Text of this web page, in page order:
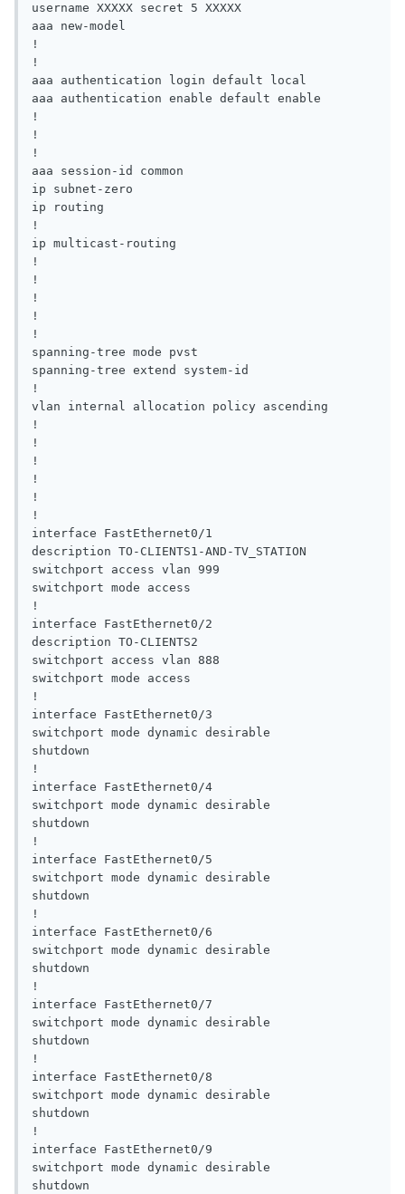
username XXXXX secret 5 XXXXX
aaa new-model
!
!
aaa authentication login default local
aaa authentication enable default enable
!
!
!
aaa session-id common
ip subnet-zero
ip routing
!
ip multicast-routing
!
!
!
!
!
spanning-tree mode pvst
spanning-tree extend system-id
!
vlan internal allocation policy ascending
!
!
!
!
!
!
interface FastEthernet0/1
description TO-CLIENTS1-AND-TV_STATION
switchport access vlan 999
switchport mode access
!
interface FastEthernet0/2
description TO-CLIENTS2
switchport access vlan 888
switchport mode access
!
interface FastEthernet0/3
switchport mode dynamic desirable
shutdown
!
interface FastEthernet0/4
switchport mode dynamic desirable
shutdown
!
interface FastEthernet0/5
switchport mode dynamic desirable
shutdown
!
interface FastEthernet0/6
switchport mode dynamic desirable
shutdown
!
interface FastEthernet0/7
switchport mode dynamic desirable
shutdown
!
interface FastEthernet0/8
switchport mode dynamic desirable
shutdown
!
interface FastEthernet0/9
switchport mode dynamic desirable
shutdown